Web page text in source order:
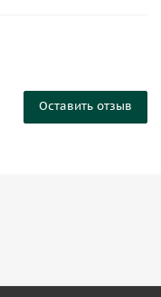
Оставить отзыв